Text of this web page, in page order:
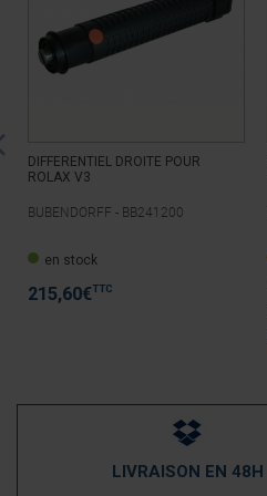
DIFFERENTIEL DROITE POUR
ROLAX V3
BUBENDORFF - BB241200
en stock
215,60€TTC
LIVRAISON EN 48H